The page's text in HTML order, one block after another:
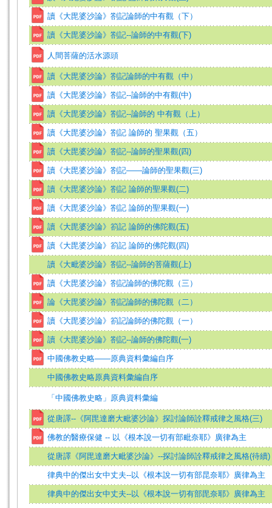
讀《大毘婆沙論》劄記論師的中有觀（下）
讀《大毘婆沙論》劄記--論師的中有觀(下)
人間菩薩的活水源頭
讀《大毘婆沙論》劄記論師的中有觀（中）
讀《大毘婆沙論》劄記--論師的中有觀(中)
讀《大毘婆沙論》劄記--論師的 中有觀（上）
讀《大毘婆沙論》劄記 論師的 聖果觀（五）
讀《大毘婆沙論》劄記--論師的聖果觀(四)
讀《大毘婆沙論》劄記——論師的聖果觀(三)
讀《大毘婆沙論》劄記 論師的聖果觀(二)
讀《大毘婆沙論》劄記 論師的聖果觀(一)
讀《大毘婆沙論》箚記 論師的佛陀觀(五)
讀《大毘婆沙論》箚記 論師的佛陀觀(四)
讀《大毗婆沙論》劄記--論師的菩薩觀(上)
讀《大毘婆沙論》劄記論師的佛陀觀（三）
論《大毘婆沙論》劄記論師的佛陀觀（二）
讀《大毘婆沙論》箚記論師的佛陀觀（一）
讀《大毘婆沙論》劄記--論師的佛陀觀(一)
中國佛教史略——原典資料彙編自序
中國佛教史略原典資料彙編自序
「中國佛教史略」原典資料彙編
從唐譯--《阿毘達磨大毗婆沙論》探討論師詮釋戒律之風格(三)
佛教的醫療保健 -- 以《根本說一切有部毗奈耶》廣律為主
從唐譯《阿毘達磨大毗婆沙論》--探討論師詮釋戒律之風格(待續)
律典中的傑出女中丈夫--以《根本說一切有部昆奈耶》廣律為主
律典中的傑出女中丈夫--以《根本說一切有部毘奈耶》廣律為主